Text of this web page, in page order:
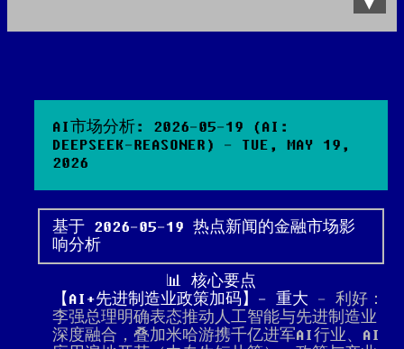
AI市场分析: 2026-05-19 (AI:
DEEPSEEK-REASONER) - TUE, MAY 19,
2026
基于 2026-05-19 热点新闻的金融市场影
响分析
📊 核心要点
【AI+先进制造业政策加码】- 重大 - 利好：
李强总理明确表态推动人工智能与先进制造业
深度融合，叠加米哈游携千亿进军AI行业、AI